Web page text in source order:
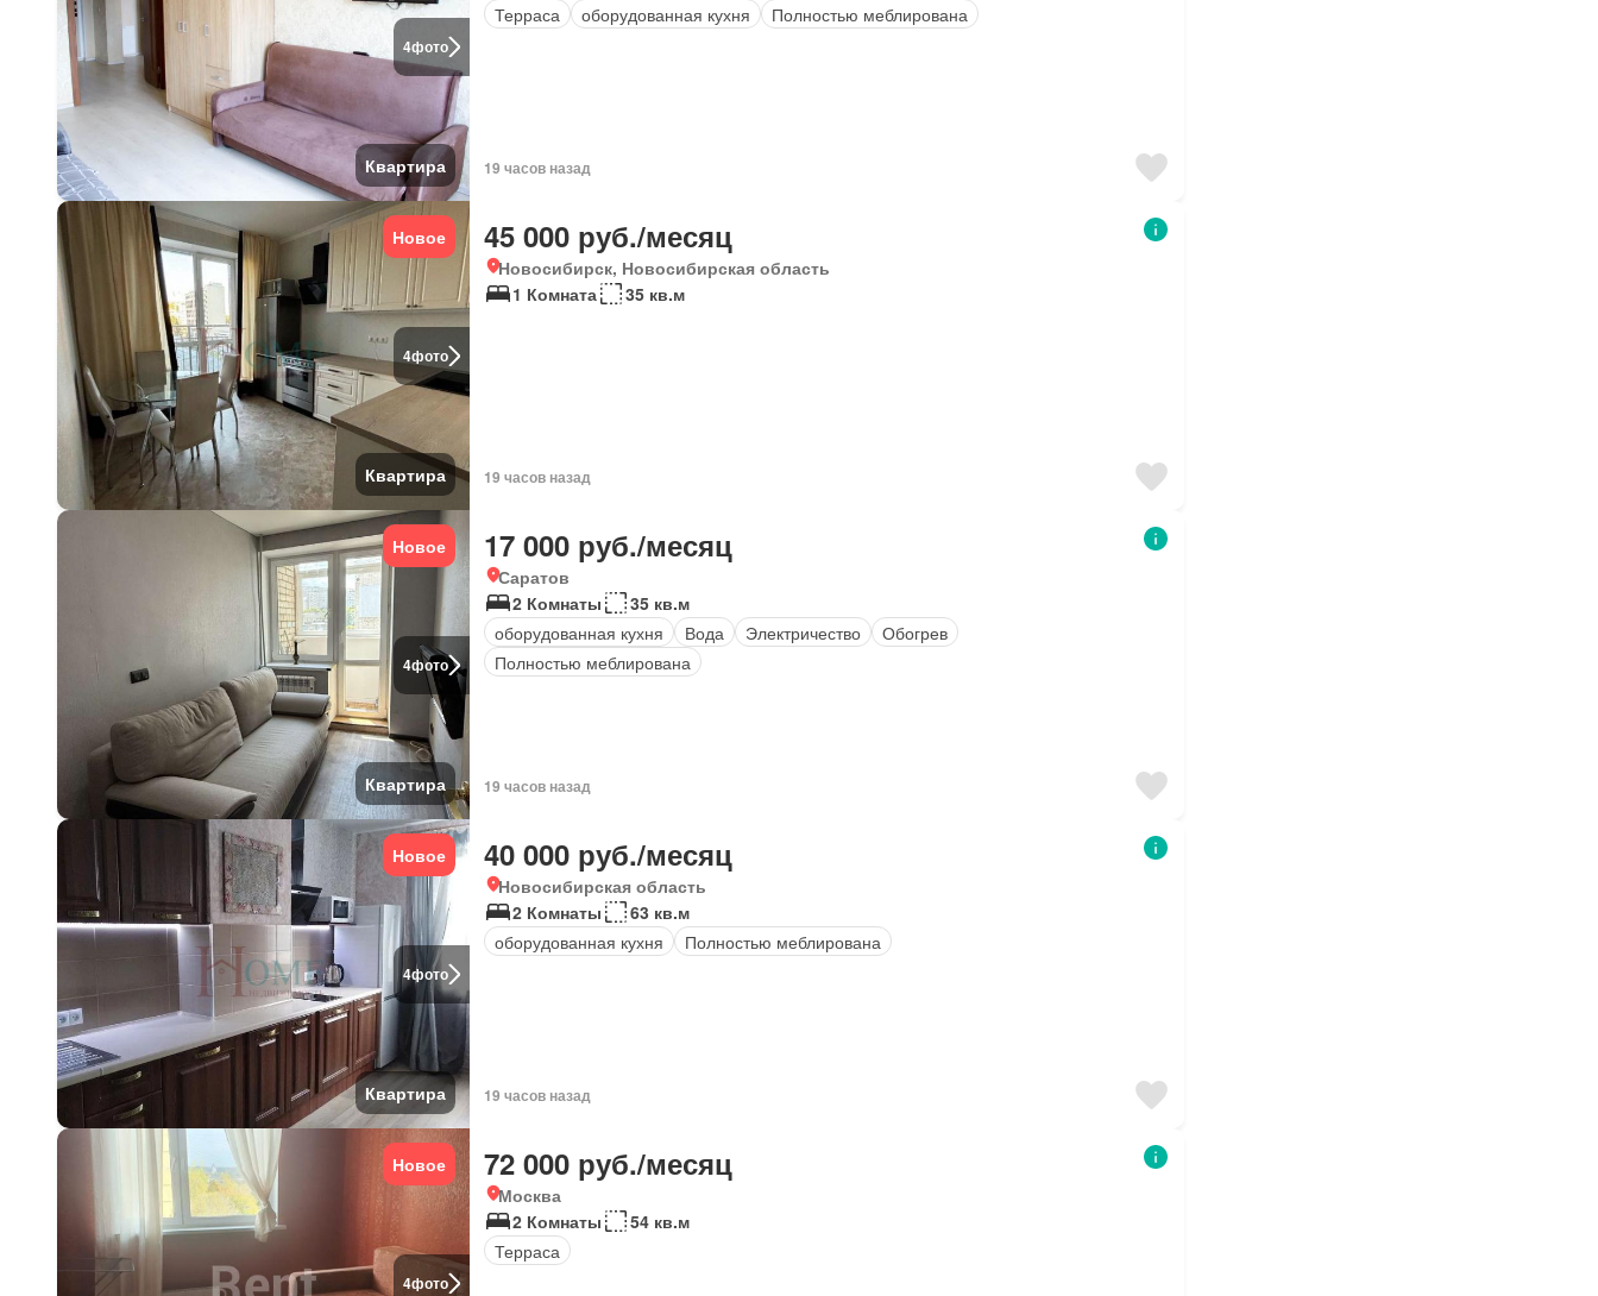
4фото
Квартира
Терраса
оборудованная кухня Полностью меблирована
19 часов назад
4фото
Новое
Квартира
45 000 руб./месяц
Новосибирск, Новосибирская область
1 Комната
35 кв.м
19 часов назад
4фото
Новое
Квартира
17 000 руб./месяц
Саратов
2 Комнаты
35 кв.м
оборудованная кухня
Вода Электричество
Обогрев
Полностью меблирована
19 часов назад
4фото
Новое
Квартира
40 000 руб./месяц
Новосибирская область
2 Комнаты
63 кв.м
оборудованная кухня
Полностью меблирована
19 часов назад
4фото
Новое 72 000 руб./месяц
Москва
2 Комнаты
54 кв.м
Терраса